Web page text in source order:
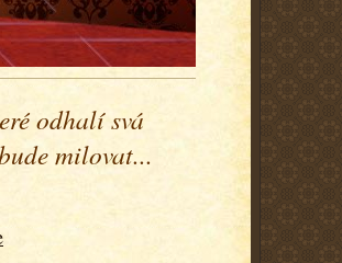
odhalí svá
milovat...